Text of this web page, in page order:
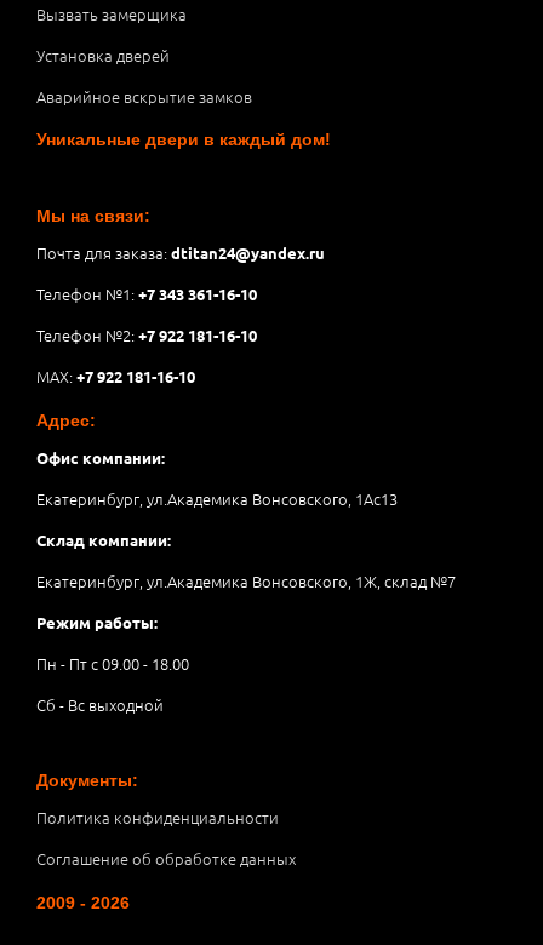
Вызвать замерщика
Установка дверей
Аварийное вскрытие замков
Уникальные двери в каждый дом!
Мы на связи:
Почта для заказа:dtitan24@yandex.ru
Телефон №1:+7 343 361-16-10
Телефон №2:+7 922 181-16-10
MAX:+7 922 181-16-10
Адрес:
Офис компании:
Екатеринбург, ул.Академика Вонсовского, 1Аc13
Склад компании:
Екатеринбург, ул.Академика Вонсовского, 1Ж, склад №7
Режим работы:
Пн - Пт с 09.00 - 18.00
Сб - Вс выходной
Документы:
Политика конфиденциальности
Соглашение об обработке данных
2009 - 2026